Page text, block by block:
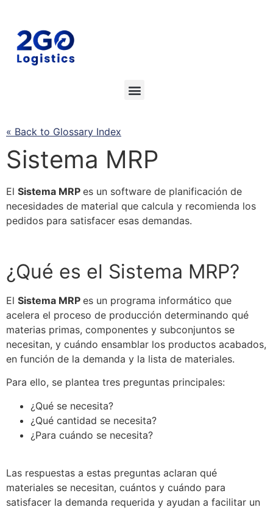
« Back to Glossary Index
Sistema MRP
El Sistema MRP es un software de planificación de
necesidades de material que calcula y recomienda los
pedidos para satisfacer esas demandas.
¿Qué es el Sistema MRP?
El Sistema MRP es un programa informático que
acelera el proceso de producción determinando qué
materias primas, componentes y subconjuntos se
necesitan, y cuándo ensamblar los productos acabados,
en función de la demanda y la lista de materiales.
Para ello, se plantea tres preguntas principales:
¿Qué se necesita?
¿Qué cantidad se necesita?
¿Para cuándo se necesita?
Las respuestas a estas preguntas aclaran qué
materiales se necesitan, cuántos y cuándo para
satisfacer la demanda requerida y ayudan a facilitar un